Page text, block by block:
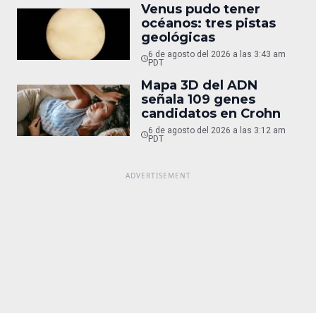
Venus pudo tener
océanos: tres pistas
geológicas
6 de agosto del 2026 a las 3:43 am
PDT
Mapa 3D del ADN
señala 109 genes
candidatos en Crohn
6 de agosto del 2026 a las 3:12 am
PDT